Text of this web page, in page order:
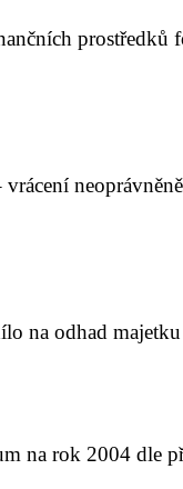
prostředků
na odhad
na rok 2004 dle